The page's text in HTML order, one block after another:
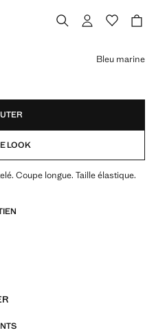
Bleu marine
LOOK
Coupe longue. Taille élastique.